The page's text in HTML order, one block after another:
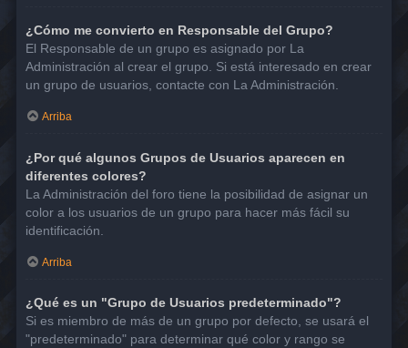
¿Cómo me convierto en Responsable del Grupo?
El Responsable de un grupo es asignado por La
Administración al crear el grupo. Si está interesado en crear
un grupo de usuarios, contacte con La Administración.
Arriba
¿Por qué algunos Grupos de Usuarios aparecen en
diferentes colores?
La Administración del foro tiene la posibilidad de asignar un
color a los usuarios de un grupo para hacer más fácil su
identificación.
Arriba
¿Qué es un "Grupo de Usuarios predeterminado"?
Si es miembro de más de un grupo por defecto, se usará el
"predeterminado" para determinar qué color y rango se